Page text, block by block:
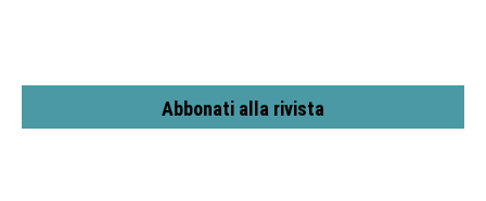
Abbonati alla rivista